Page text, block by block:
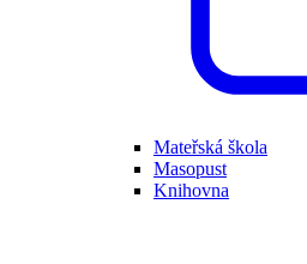
Mateřská škola
Masopust
Knihovna